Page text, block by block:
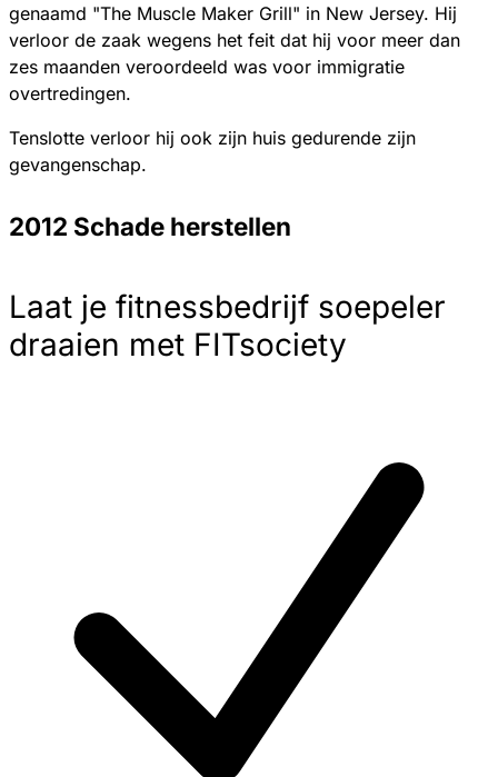
genaamd "The Muscle Maker Grill" in New Jersey. Hij
verloor de zaak wegens het feit dat hij voor meer dan
zes maanden veroordeeld was voor immigratie
overtredingen.
Tenslotte verloor hij ook zijn huis gedurende zijn
gevangenschap.
2012 Schade herstellen
Laat je fitnessbedrijf soepeler
draaien met FITsociety